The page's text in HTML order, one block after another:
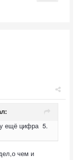
ещё цифра 5.
чем и